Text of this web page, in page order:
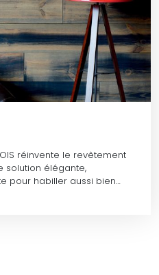
réinvente le revêtement
solution élégante,
pour habiller aussi bien…